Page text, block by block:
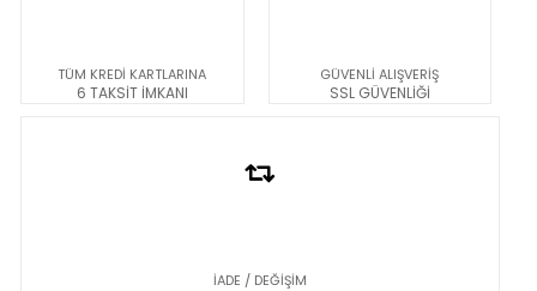
TÜM KREDİ KARTLARINA
6 TAKSİT İMKANI
GÜVENLİ ALIŞVERİŞ
SSL GÜVENLİĞİ
İADE / DEĞİŞİM